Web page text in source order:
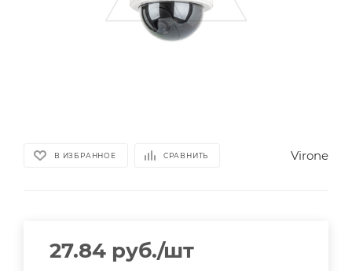
В ИЗБРАННОЕ СРАВНИТЬ Virone
27.84 руб./шт